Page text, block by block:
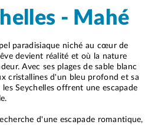
- Mahé
paradisiaque niché au cœur de
devient réalité et où la nature
Avec ses plages de sable blanc
cristallines d'un bleu profond et sa
Seychelles offrent une escapade
d'une escapade romantique,